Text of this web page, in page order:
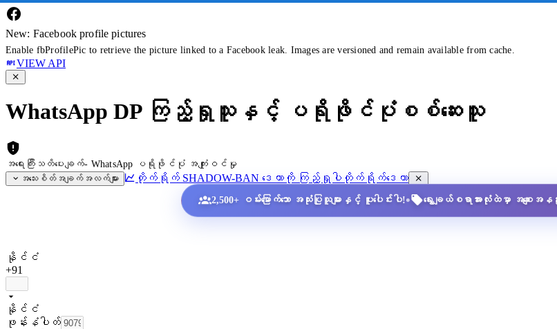
New: Facebook profile pictures
Enable fbProfilePic to retrieve the picture linked to a Facebook leak. Images are versioned and remain available from cache.
VIEW API
WhatsApp DP ကြည့်ရှုသူနှင့် ပရိုဖိုင်ပုံစစ်ဆေးသူ
အရေးကြီးသတိပေးချက်- WhatsApp ပရိုဖိုင်ပုံ အကျုံးဝင်မှု
အသေးစိတ်အချက်အလက်များ
တိုက်ရိုက် SHADOW-BAN ဒေတာကို ကြည့်ရှုပါ တိုက်ရိုက်ဒေတာ
2,500+ ဝမ်းမြောက်သော အသုံးပြုသူများနှင့် ပူးပေါင်းပါ!• ရွေးချယ်စရာအားလုံးထဲမှာ အစျေ
နိုင်ငံ
+91
နိုင်ငံ
ဖုန်းနံပါတ်